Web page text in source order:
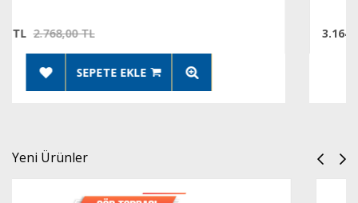
3.164,08 TL
SEPETE EKLE
Yeni Ürünler